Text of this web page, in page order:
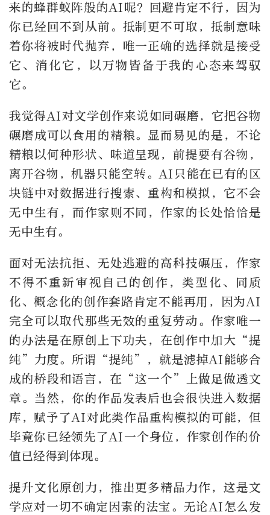
来的蜂群蚁阵般的AI呢？回避肯定不行，因为
你已经回不到从前。抵制更不可取，抵制意味
着你将被时代抛弃，唯一正确的选择就是接受
它、消化它，以万物皆备于我的心态来驾驭
它。
我觉得AI对文学创作来说如同碾磨，它把谷物
碾磨成可以食用的精粮。显而易见的是，不论
精粮以何种形状、味道呈现，前提要有谷物，
离开谷物，机器只能空转。AI只能在已有的区
块链中对数据进行搜索、重构和模拟，它不会
无中生有，而作家则不同，作家的长处恰恰是
无中生有。
面对无法抗拒、无处逃避的高科技碾压，作家
不得不重新审视自己的创作，类型化、同质
化、概念化的创作套路肯定不能再用，因为AI
完全可以取代那些无效的重复劳动。作家唯一
的办法是在原创上下功夫，在创作中加大“提
纯”力度。所谓“提纯”，就是滤掉AI能够合
成的桥段和语言，在“这一个”上做足做透文
章。当然，你的作品发表后也会很快进入数据
库，赋予了AI对此类作品重构模拟的可能，但
毕竟你已经领先了AI一个身位，作家创作的价
值已经得到体现。
提升文化原创力，推出更多精品力作，这是文
学应对一切不确定因素的法宝。无论AI怎么发